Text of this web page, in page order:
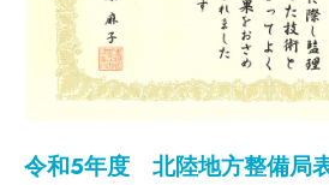
令和5年度 北陸地方整備局